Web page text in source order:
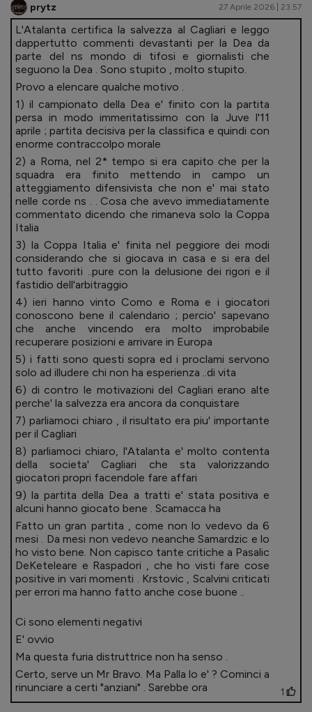
prytz 27 Aprile 2026 | 23.57
L'Atalanta certifica la salvezza al Cagliari e leggo
dappertutto commenti devastanti per la Dea da
parte del ns mondo di tifosi e giornalisti che
seguono la Dea . Sono stupito , molto stupito.
Provo a elencare qualche motivo .
1) il campionato della Dea e' finito con la partita
persa in modo immeritatissimo con la Juve l'11
aprile ; partita decisiva per la classifica e quindi con
enorme contraccolpo morale
2) a Roma, nel 2* tempo si era capito che per la
squadra era finito mettendo in campo un
atteggiamento difensivista che non e' mai stato
nelle corde ns . . Cosa che avevo immediatamente
commentato dicendo che rimaneva solo la Coppa
Italia
3) la Coppa Italia e' finita nel peggiore dei modi
considerando che si giocava in casa e si era del
tutto favoriti ..pure con la delusione dei rigori e il
fastidio dell'arbitraggio
4) ieri hanno vinto Como e Roma e i giocatori
conoscono bene il calendario ; percio' sapevano
che anche vincendo era molto improbabile
recuperare posizioni e arrivare in Europa
5) i fatti sono questi sopra ed i proclami servono
solo ad illudere chi non ha esperienza ..di vita
6) di contro le motivazioni del Cagliari erano alte
perche' la salvezza era ancora da conquistare
7) parliamoci chiaro , il risultato era piu' importante
per il Cagliari
8) parliamoci chiaro, l'Atalanta e' molto contenta
della societa' Cagliari che sta valorizzando
giocatori propri facendole fare affari
9) la partita della Dea a tratti e' stata positiva e
alcuni hanno giocato bene . Scamacca ha
Fatto un gran partita , come non lo vedevo da 6
mesi . Da mesi non vedevo neanche Samardzic e lo
ho visto bene. Non capisco tante critiche a Pasalic
DeKeteleare e Raspadori , che ho visti fare cose
positive in vari momenti . Krstovic , Scalvini criticati
per errori ma hanno fatto anche cose buone ..
Ci sono elementi negativi
E' ovvio
Ma questa furia distruttrice non ha senso .
Certo, serve un Mr Bravo. Ma Palla lo e' ? Cominci a
rinunciare a certi "anziani" . Sarebbe ora
1